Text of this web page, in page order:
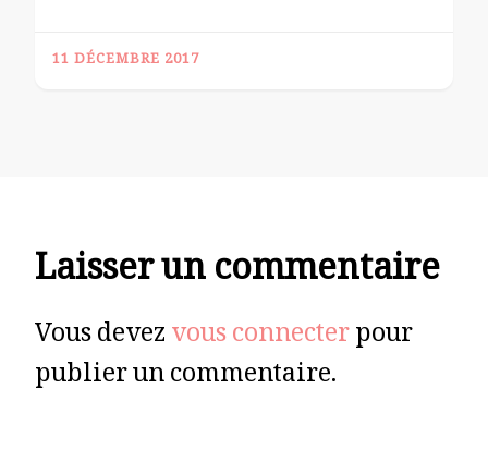
11 DÉCEMBRE 2017
Laisser un commentaire
Vous devezvous connecterpour
publier un commentaire.